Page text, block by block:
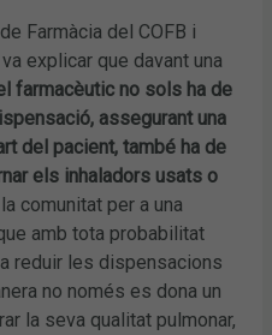
Farmàcia del COFB i
explicar que davant una
farmacèutic no sols ha de
assegurant una
del pacient, també ha de
els inhaladors usats o
comunitat per a una
amb tota probabilitat
reduir les dispensacions
no només es dona un
la seva qualitat pulmonar,